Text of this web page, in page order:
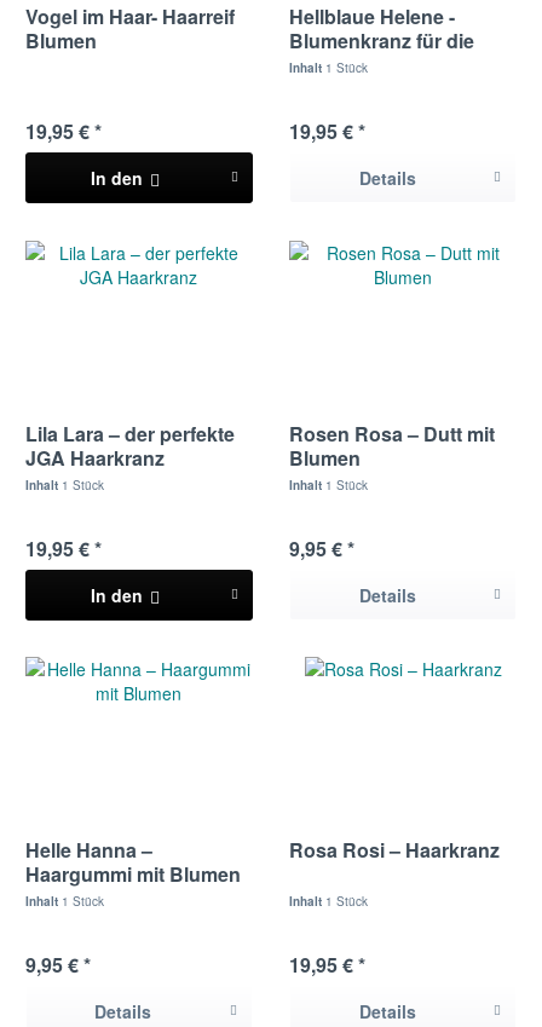
Vogel im Haar- Haarreif
Blumen
19,95 € *
In den
Hellblaue Helene -
Blumenkranz für die
Braut
Inhalt 1 Stück
19,95 € *
Details
Lila Lara – der perfekte
JGA Haarkranz
Inhalt 1 Stück
19,95 € *
In den
Rosen Rosa – Dutt mit
Blumen
Inhalt 1 Stück
9,95 € *
Details
Helle Hanna –
Haargummi mit Blumen
Inhalt 1 Stück
9,95 € *
Details
Rosa Rosi – Haarkranz
Inhalt 1 Stück
19,95 € *
Details